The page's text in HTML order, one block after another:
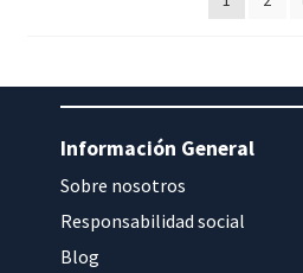
Información General
Sobre nosotros
Responsabilidad social
Blog